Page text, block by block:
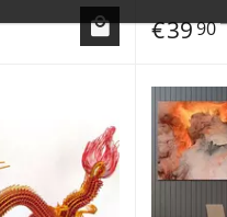
€3990